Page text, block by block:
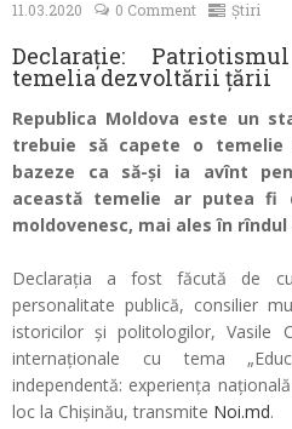
11.03.2020 0 Comment Știri
Declarație:
temelia dezvoltării țării
Republica Moldova este un
trebuie să capete o
bazeze ca să-și ia avînt
această temelie ar putea fi
moldovenesc, mai ales în
Declarația a fost făcută de
personalitate publică, consilier
istoricilor și politologilor, Vasile
internaționale cu tema
independentă: experiența
loc la Chișinău, transmite Noi.md.